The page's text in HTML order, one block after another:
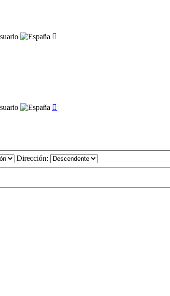
Dirección: